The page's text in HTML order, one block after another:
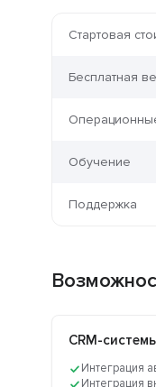
Стартовая
Бесплатная
Обучение
Поддержка
CRM-
Интеграция
Интеграция